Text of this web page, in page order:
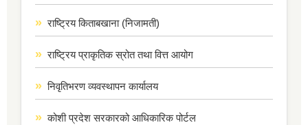
राष्ट्रिय किताबखाना (निजामती)
राष्ट्रिय प्राकृतिक स्रोत तथा वित्त आयोग
निवृतिभरण व्यवस्थापन कार्यालय
कोशी प्रदेश सरकारको आधिकारिक पोर्टल